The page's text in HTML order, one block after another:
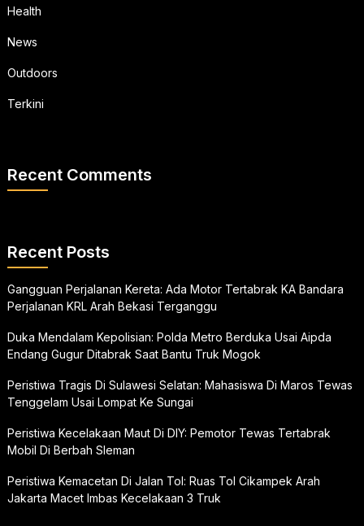
Health
News
Outdoors
Terkini
Recent Comments
Recent Posts
Gangguan Perjalanan Kereta: Ada Motor Tertabrak KA Bandara
Perjalanan KRL Arah Bekasi Terganggu
Duka Mendalam Kepolisian: Polda Metro Berduka Usai Aipda
Endang Gugur Ditabrak Saat Bantu Truk Mogok
Peristiwa Tragis Di Sulawesi Selatan: Mahasiswa Di Maros Tewas
Tenggelam Usai Lompat Ke Sungai
Peristiwa Kecelakaan Maut Di DIY: Pemotor Tewas Tertabrak
Mobil Di Berbah Sleman
Peristiwa Kemacetan Di Jalan Tol: Ruas Tol Cikampek Arah
Jakarta Macet Imbas Kecelakaan 3 Truk